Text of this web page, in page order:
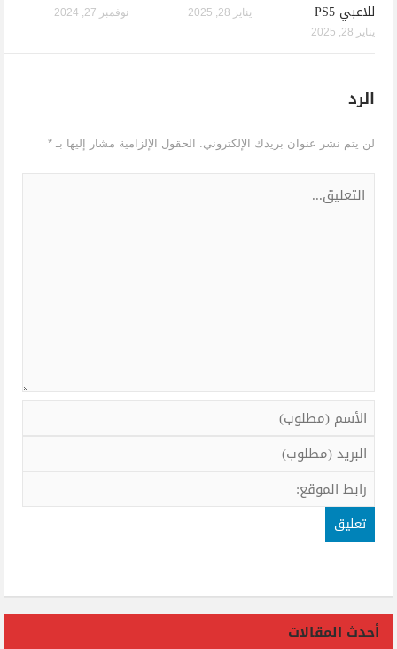
للاعبي PS5
يناير 28, 2025
يناير 28, 2025 نوفمبر 27, 2024
الرد
لن يتم نشر عنوان بريدك الإلكتروني. الحقول الإلزامية مشار إليها بـ*
أحدث المقالات